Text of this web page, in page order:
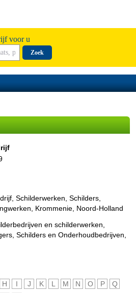
voor u
Zoek
Schilderwerken, Schilders,
Krommenie, Noord-Holland
en schilderwerken
Schilders en Onderhoudbedrijven
H I J K L M N O P
Q